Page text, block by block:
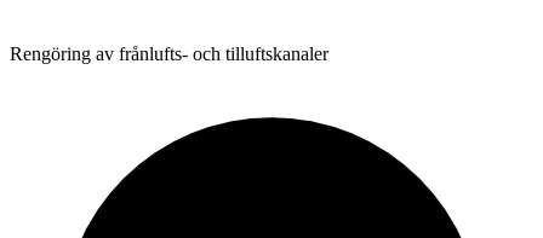
Rengöring av frånlufts- och tilluftskanaler